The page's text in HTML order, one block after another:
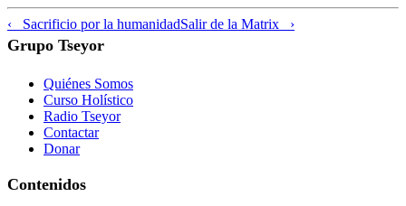
‹ Sacrificio por la humanidadSalir de la Matrix ›
Grupo Tseyor
Quiénes Somos
Curso Holístico
Radio Tseyor
Contactar
Donar
Contenidos